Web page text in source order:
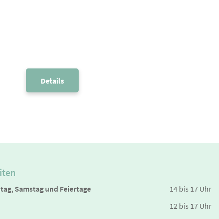
Details
Samstag und Feiertage
14 bis 17 Uhr
12 bis 17 Uhr